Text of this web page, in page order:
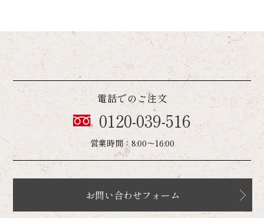
電話でのご注文
0120-039-516
営業時間：8:00～16:00
お問い合わせフォーム